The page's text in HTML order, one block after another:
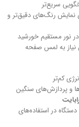
سریع‌تر
نمایش رنگ‌های دقیق‌تر و
در نور مستقیم خورشید
نیاز به لمس صفحه
کم‌تر
و پردازش‌های سنگین
در استفاده‌های